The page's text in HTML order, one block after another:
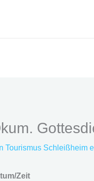
Tourismus Schleißheim
Zeit